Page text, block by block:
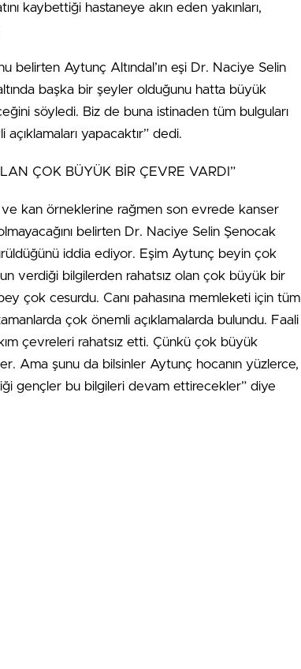
kaybettiği hastaneye akın eden yakınları,
belirten Aytunç Altındal’ın eşi Dr. Naciye Selin
başka bir şeyler olduğunu hatta büyük
söyledi. Biz de buna istinaden tüm bulguları
açıklamaları yapacaktır” dedi.
ÇOK BÜYÜK BİR ÇEVRE VARDI”
kan örneklerine rağmen son evrede kanser
belirten Dr. Naciye Selin Şenocak
iddia ediyor. Eşim Aytunç beyin çok
verdiği bilgilerden rahatsız olan çok büyük bir
çok cesurdu. Canı pahasına memleketi için tüm
çok önemli açıklamalarda bulundu. Faali
çevreleri rahatsız etti. Çünkü çok büyük
Ama şunu da bilsinler Aytunç hocanın yüzlerce,
gençler bu bilgileri devam ettirecekler” diye